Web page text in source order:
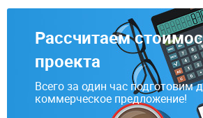
Рассчитаем
проекта
Всего за один час подготовим
коммерческое предложение!